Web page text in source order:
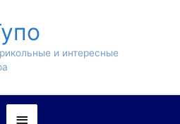
и интересные